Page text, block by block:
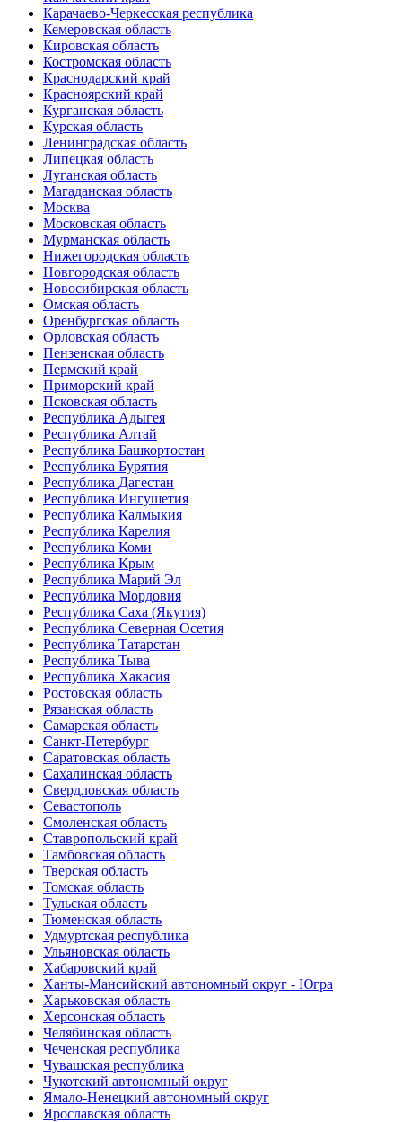
Карачаево-Черкесская республика
Кемеровская область
Кировская область
Костромская область
Краснодарский край
Красноярский край
Курганская область
Курская область
Ленинградская область
Липецкая область
Луганская область
Магаданская область
Москва
Московская область
Мурманская область
Нижегородская область
Новгородская область
Новосибирская область
Омская область
Оренбургская область
Орловская область
Пензенская область
Пермский край
Приморский край
Псковская область
Республика Адыгея
Республика Алтай
Республика Башкортостан
Республика Бурятия
Республика Дагестан
Республика Ингушетия
Республика Калмыкия
Республика Карелия
Республика Коми
Республика Крым
Республика Марий Эл
Республика Мордовия
Республика Саха (Якутия)
Республика Северная Осетия
Республика Татарстан
Республика Тыва
Республика Хакасия
Ростовская область
Рязанская область
Самарская область
Санкт-Петербург
Саратовская область
Сахалинская область
Свердловская область
Севастополь
Смоленская область
Ставропольский край
Тамбовская область
Тверская область
Томская область
Тульская область
Тюменская область
Удмуртская республика
Ульяновская область
Хабаровский край
Ханты-Мансийский автономный округ - Югра
Харьковская область
Херсонская область
Челябинская область
Чеченская республика
Чувашская республика
Чукотский автономный округ
Ямало-Ненецкий автономный округ
Ярославская область